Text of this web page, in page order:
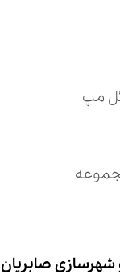
مپ
صابریان